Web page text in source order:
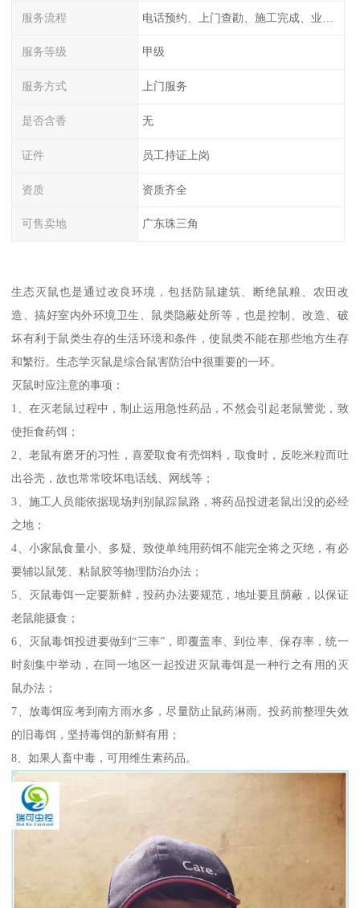
服务流程
服务等级 甲级
服务方式 上门服务
是否含香 无
证件 员工持证上岗
资质 资质齐全
可售卖地 广东珠三角
生态灭鼠也是通过改良环境，包括防鼠建筑、断绝鼠粮、农田改
造、搞好室内外环境卫生、鼠类隐蔽处所等，也是控制、改造、破
坏有利于鼠类生存的生活环境和条件，使鼠类不能在那些地方生存
和繁衍。生态学灭鼠是综合鼠害防治中很重要的一环。
灭鼠时应注意的事项：
1、在灭老鼠过程中，制止运用急性药品，不然会引起老鼠警觉，致
使拒食药饵；
2、老鼠有磨牙的习性，喜爱取食有壳饵料，取食时，反吃米粒而吐
出谷壳，故也常常咬坏电话线、网线等；
3、施工人员能依据现场判别鼠踪鼠路，将药品投进老鼠出没的必经
之地；
4、小家鼠食量小、多疑、致使单纯用药饵不能完全将之灭绝，有必
要辅以鼠笼、粘鼠胶等物理防治办法；
5、灭鼠毒饵一定要新鲜，投药办法要规范，地址要且荫蔽，以保证
老鼠能摄食；
6、灭鼠毒饵投进要做到“三率”，即覆盖率、到位率、保存率，统一
时刻集中举动，在同一地区一起投进灭鼠毒饵是一种行之有用的灭
鼠办法；
7、放毒饵应考到南方雨水多，尽量防止鼠药淋雨。投药前整理失效
的旧毒饵，坚持毒饵的新鲜有用；
8、如果人畜中毒，可用维生素药品。